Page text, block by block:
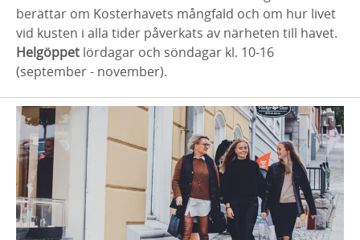
berättar om Kosterhavets mångfald och om hur livet
vid kusten i alla tider påverkats av närheten till havet.
Helgöppet lördagar och söndagar kl. 10-16
(september - november).